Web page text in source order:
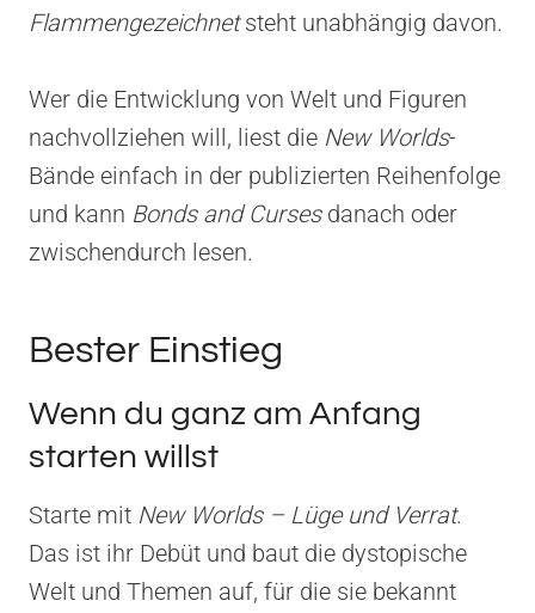
Flammengezeichnetsteht unabhängig davon.
Wer die Entwicklung von Welt und Figuren
nachvollziehen will, liest die New Worlds-
Bände einfach in der publizierten Reihenfolge
und kann Bonds and Cursesdanach oder
zwischendurch lesen.
Bester Einstieg
Wenn du ganz am Anfang
starten willst
Starte mit New Worlds – Lüge und Verrat.
Das ist ihr Debüt und baut die dystopische
Welt und Themen auf, für die sie bekannt